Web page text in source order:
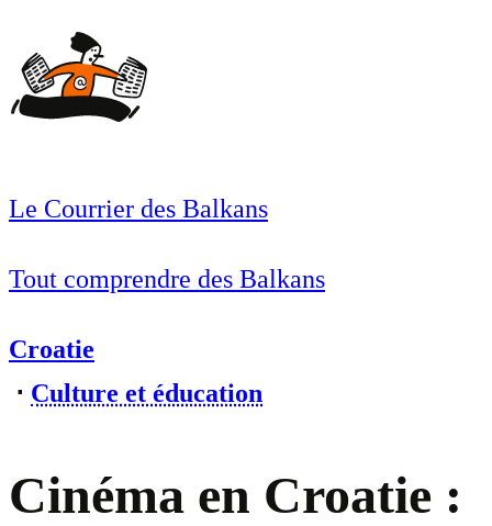
Le Courrier des Balkans
Tout comprendre des Balkans
Croatie
⋅ Culture et éducation
Cinéma en Croatie :